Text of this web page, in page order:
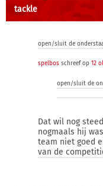
tackle
open/sluit de
spelbos schreef op 12
open/sluit de
Dat wil nog
nogmaals hij
team niet goed
van de